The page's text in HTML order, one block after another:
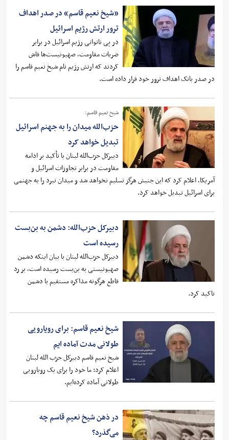
«شیخ نعیم قاسم» در صدر اهداف
ترور ارتش رژیم اسرائیل
در پی ناتوانی رژیم اسرائیل در برابر
ضربات مقاومت، صهیونیست‌ها فاش
کردند که ارتش رژیم نام شیخ نعیم قاسم را
در صدر بانک اهداف ترور خود قرار داده است.
شیخ نعیم قاسم:
حزب‌الله میدان را به جهنم اسرائیل
تبدیل خواهد کرد
دبیرکل حزب‌الله لبنان با تأکید بر ادامه
مقاومت در برابر تجاوزات اسرائیل و
آمریکا، اعلام کرد که این جنبش هرگز تسلیم نخواهد شد و میدان نبرد را به جهنمی
برای اسرائیل تبدیل خواهد کرد.
دبیرکل حزب‌الله: دشمن به بن‌بست
رسیده است
دبیرکل حزب‌الله لبنان با بیان اینکه دشمن
صهیونیستی به بن‌بست رسیده است، بر رد
قاطع هرگونه مذاکره مستقیم با دشمن
تاکید کرد.
شیخ نعیم قاسم: برای رویارویی
طولانی مدت آماده ایم
شیخ نعیم قاسم دبیرکل حزب الله لبنان
اعلام کرد: ما خود را برای یک رویارویی
طولانی آماده کرده‌ایم.
در ذهن شیخ نعیم قاسم چه
می‌گذرد؟